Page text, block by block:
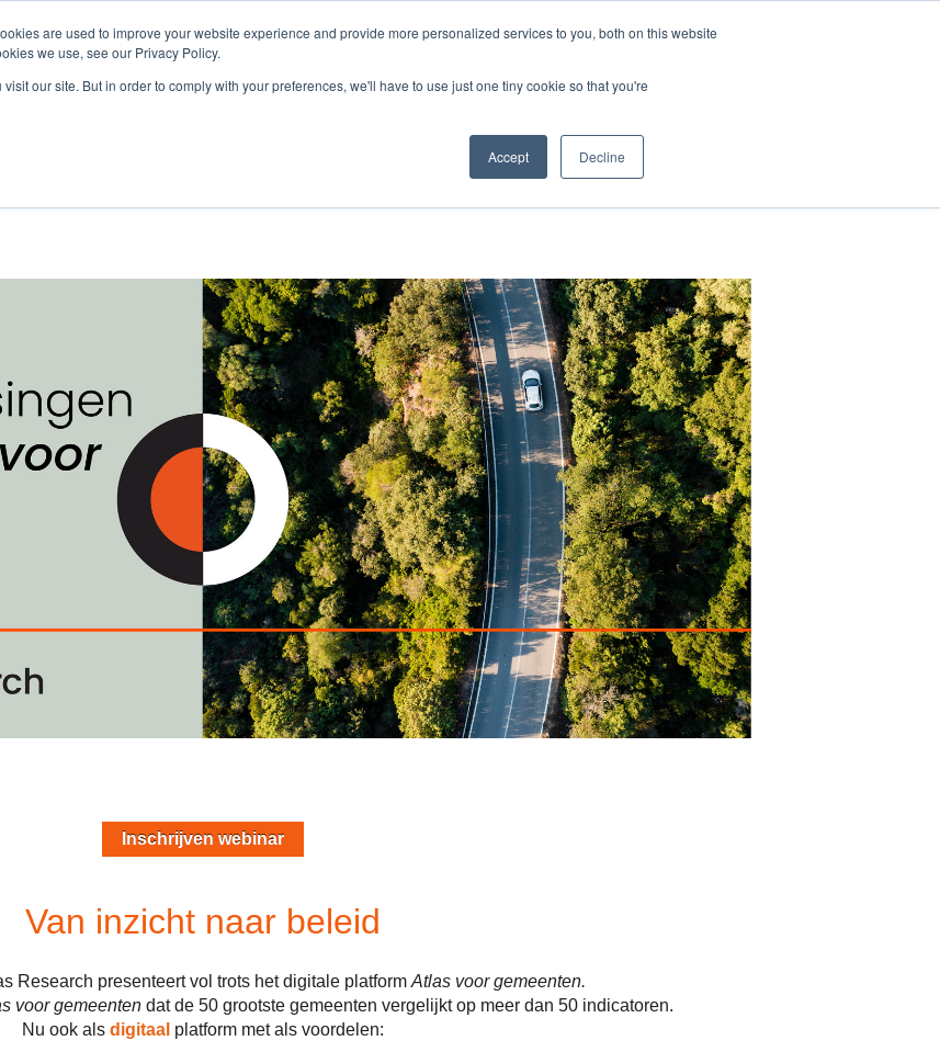
are used to improve your website experience and provide more personalized services to you, both on this website
we use, see our Privacy Policy.
our site. But in order to comply with your preferences, we'll have to use just one tiny cookie so that you're
Accept Decline
Inschrijven webinar
Van inzicht naar beleid
Research presenteert vol trots het digitale platform Atlas voor gemeenten.
voor gemeenten dat de 50 grootste gemeenten vergelijkt op meer dan 50 indicatoren.
Nu ook als digitaal platform met als voordelen: